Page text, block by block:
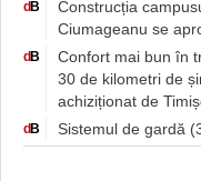
d B
Construcția
Ciumageanu se
d B
Confort mai bun în
30 de kilometri de
achiziționat de
d B Sistemul de gardă